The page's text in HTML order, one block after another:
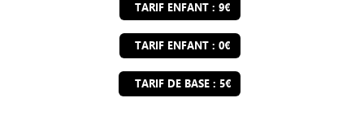
TARIF ENFANT : 9€
TARIF ENFANT : 0€
TARIF DE BASE : 5€